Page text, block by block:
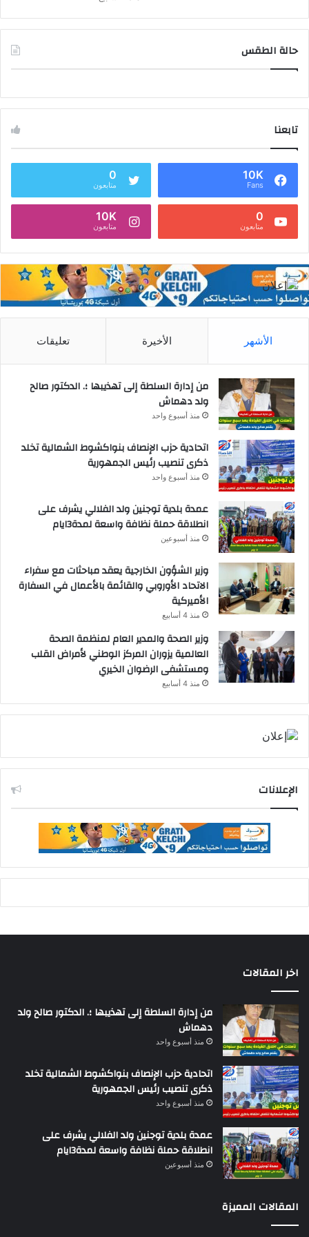
حالة الطقس
تابعنا
10K
Fans
0
متابعون
0
متابعون
10K
متابعون
الأشهر الأخيرة تعليقات
من إدارة السلطة إلى تهذيبها ؛. الدكتور صالح
ولد دهماش
منذ أسبوع واحد
اتحادية حزب الإنصاف بنواكشوط الشمالية تخلد
ذكرى تنصيب رئيس الجمهورية
منذ أسبوع واحد
عمدة بلدية توجنين ولد الفلالي يشرف على
انطلاقة حملة نظافة واسعة لمدة3ايام
منذ أسبوعين
وزير الشؤون الخارجية يعقد مباحثات مع سفراء
الاتحاد الأوروبي والقائمة بالأعمال في السفارة
الأميركية
منذ 4 أسابيع
وزير الصحة والمدير العام لمنظمة الصحة
العالمية يزوران المركز الوطني لأمراض القلب
ومستشفى الرضوان الخيري
منذ 4 أسابيع
الإعلانات
اخر المقالات
من إدارة السلطة إلى تهذيبها ؛. الدكتور صالح ولد
دهماش
منذ أسبوع واحد
اتحادية حزب الإنصاف بنواكشوط الشمالية تخلد
ذكرى تنصيب رئيس الجمهورية
منذ أسبوع واحد
عمدة بلدية توجنين ولد الفلالي يشرف على
انطلاقة حملة نظافة واسعة لمدة3ايام
منذ أسبوعين
المقالات المميزة